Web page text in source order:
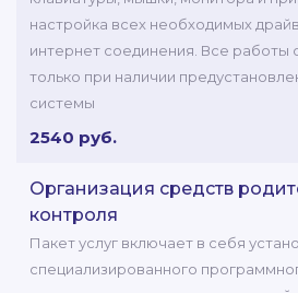
настройка всех необходимых
интернет соединения. Все работы
только при наличии
системы
2540 руб.
Организация средств
контроля
Пакет услуг включает в себя
специализированного